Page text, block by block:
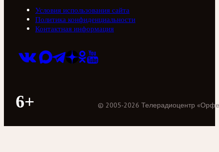
Условия использования сайта
Политика конфиденциальности
Контактная информация
6+ © 2005-2026 Телерадиоцентр